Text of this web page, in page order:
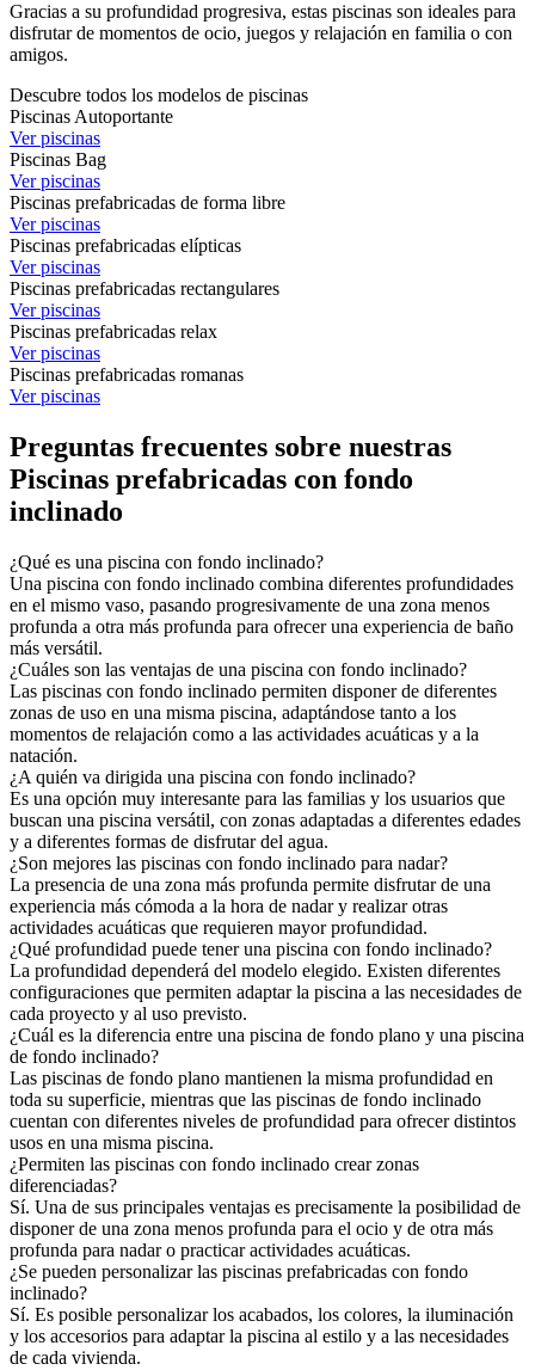
Gracias a su profundidad progresiva, estas piscinas son ideales para
disfrutar de momentos de ocio, juegos y relajación en familia o con
amigos.
Descubre todos los modelos de piscinas
Piscinas Autoportante
Ver piscinas
Piscinas Bag
Ver piscinas
Piscinas prefabricadas de forma libre
Ver piscinas
Piscinas prefabricadas elípticas
Ver piscinas
Piscinas prefabricadas rectangulares
Ver piscinas
Piscinas prefabricadas relax
Ver piscinas
Piscinas prefabricadas romanas
Ver piscinas
Preguntas frecuentes sobre nuestras
Piscinas prefabricadas con fondo
inclinado
¿Qué es una piscina con fondo inclinado?
Una piscina con fondo inclinado combina diferentes profundidades
en el mismo vaso, pasando progresivamente de una zona menos
profunda a otra más profunda para ofrecer una experiencia de baño
más versátil.
¿Cuáles son las ventajas de una piscina con fondo inclinado?
Las piscinas con fondo inclinado permiten disponer de diferentes
zonas de uso en una misma piscina, adaptándose tanto a los
momentos de relajación como a las actividades acuáticas y a la
natación.
¿A quién va dirigida una piscina con fondo inclinado?
Es una opción muy interesante para las familias y los usuarios que
buscan una piscina versátil, con zonas adaptadas a diferentes edades
y a diferentes formas de disfrutar del agua.
¿Son mejores las piscinas con fondo inclinado para nadar?
La presencia de una zona más profunda permite disfrutar de una
experiencia más cómoda a la hora de nadar y realizar otras
actividades acuáticas que requieren mayor profundidad.
¿Qué profundidad puede tener una piscina con fondo inclinado?
La profundidad dependerá del modelo elegido. Existen diferentes
configuraciones que permiten adaptar la piscina a las necesidades de
cada proyecto y al uso previsto.
¿Cuál es la diferencia entre una piscina de fondo plano y una piscina
de fondo inclinado?
Las piscinas de fondo plano mantienen la misma profundidad en
toda su superficie, mientras que las piscinas de fondo inclinado
cuentan con diferentes niveles de profundidad para ofrecer distintos
usos en una misma piscina.
¿Permiten las piscinas con fondo inclinado crear zonas
diferenciadas?
Sí. Una de sus principales ventajas es precisamente la posibilidad de
disponer de una zona menos profunda para el ocio y de otra más
profunda para nadar o practicar actividades acuáticas.
¿Se pueden personalizar las piscinas prefabricadas con fondo
inclinado?
Sí. Es posible personalizar los acabados, los colores, la iluminación
y los accesorios para adaptar la piscina al estilo y a las necesidades
de cada vivienda.